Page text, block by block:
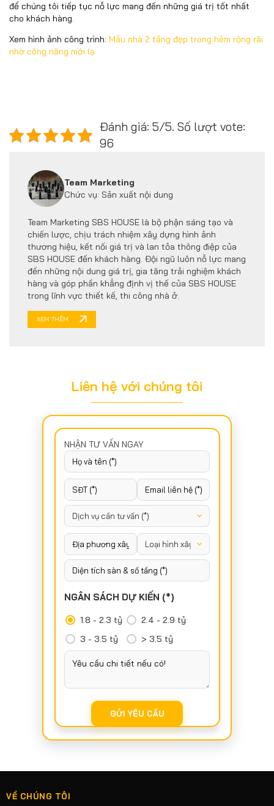
để chúng tôi tiếp tục nỗ lực mang đến những giá trị tốt nhất
cho khách hàng.
Xem hình ảnh công trình: Mẫu nhà 2 tầng đẹp trong hẻm rộng rãi
nhờ công năng mới lạ
Đánh giá: 5/5. Số lượt vote:
96
Team Marketing
Chức vụ: Sản xuất nội dung
Team Marketing SBS HOUSE là bộ phận sáng tạo và
chiến lược, chịu trách nhiệm xây dựng hình ảnh
thương hiệu, kết nối giá trị và lan tỏa thông điệp của
SBS HOUSE đến khách hàng. Đội ngũ luôn nỗ lực mang
đến những nội dung giá trị, gia tăng trải nghiệm khách
hàng và góp phần khẳng định vị thế của SBS HOUSE
trong lĩnh vực thiết kế, thi công nhà ở.
XEM THÊM
Liên hệ với chúng tôi
NHẬN TƯ VẤN NGAY
NGÂN SÁCH DỰ KIẾN (*)
1.8 - 2.3 tỷ
2.4 - 2.9 tỷ
3 - 3.5 tỷ
> 3.5 tỷ
VỀ CHÚNG TÔI